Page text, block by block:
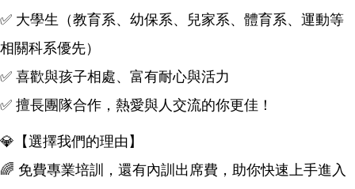
✅ 大學生（教育系、幼保系、兒家系、體育系、運動等
相關科系優先）
✅ 喜歡與孩子相處、富有耐心與活力
✅ 擅長團隊合作，熱愛與人交流的你更佳！
💎【選擇我們的理由】
🌈 免費專業培訓，還有內訓出席費，助你快速上手進入